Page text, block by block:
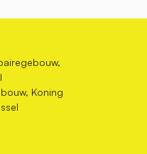
Koning